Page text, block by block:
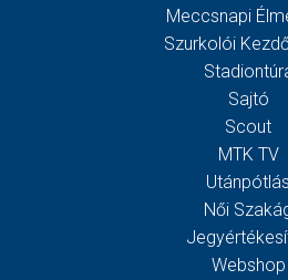
Meccsnapi
Szurkolói
Sajtó
Scout
MTK TV
Utánpótlás
Női
Webshop